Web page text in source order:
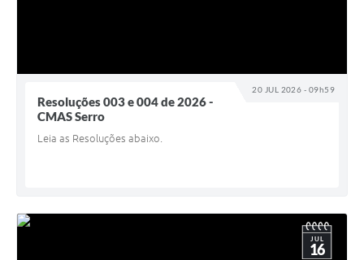
20 JUL 2026 - 09h59
Resoluções 003 e 004 de 2026 -
CMAS Serro
Leia as Resoluções abaixo.
JUL
16